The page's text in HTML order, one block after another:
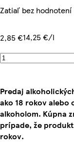
Zatiaľ bez hodnotení
2,85 €14,25 €/l
Predaj
ako 18 rokov alebo
alkoholom. Kúpna
prípade, že
rokov.